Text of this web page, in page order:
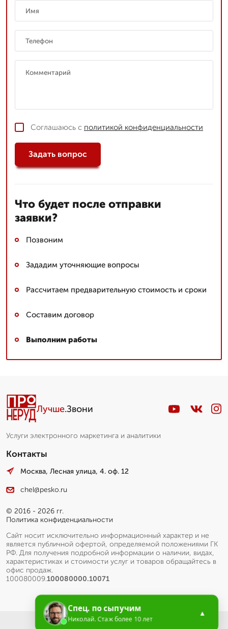
Соглашаюсь с политикой конфиденциальности
Задать вопрос
Что будет после отправки
заявки?
Позвоним
Зададим уточняющие вопросы
Рассчитаем предварительную стоимость и сроки
Составим договор
Выполним работы
Лучше.Звони
Услуги электронного маркетинга и аналитики
Контакты
Москва, Лесная улица, 4. оф. 12
chel@pesko.ru
© 2016 - 2026 гг.
Политика конфиденциальности
Сайт носит исключительно информационный характер и не
является публичной офертой, определяемой положениями ГК
РФ. Для получения подробной информации о наличии, видах,
характеристиках и стоимости услуг и товаров обращайтесь в
офис продаж.
100080009.100080000.10071
Спец. по сыпучим
Николай. Стаж более 10 лет
▲